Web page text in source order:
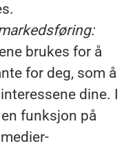
brukes for å
for deg, som å
dine. I
funksjon på